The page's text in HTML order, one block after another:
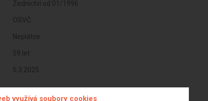
Zednictví od 01/1996
OSVČ
Neplátce
59 let
5.3.2025
využívá soubory cookies